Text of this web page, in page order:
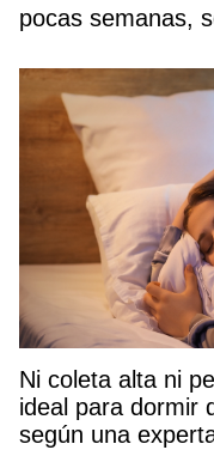
pocas semanas,
Ni coleta alta ni
ideal para dormir
según una